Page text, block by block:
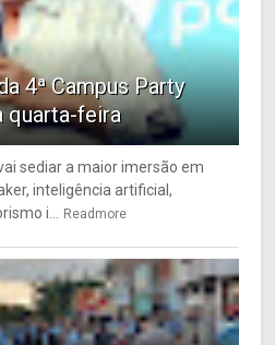
4ª Campus Party
quarta-feira
sediar a maior imersão em
inteligência artificial,
i...
Readmore